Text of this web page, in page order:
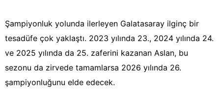
Şampiyonluk yolunda ilerleyen Galatasaray ilginç bir
tesadüfe çok yaklaştı. 2023 yılında 23., 2024 yılında 24.
ve 2025 yılında da 25. zaferini kazanan Aslan, bu
sezonu da zirvede tamamlarsa 2026 yılında 26.
şampiyonluğunu elde edecek.